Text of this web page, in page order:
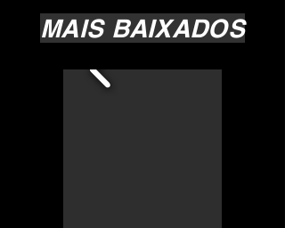
MAIS BAIXADOS